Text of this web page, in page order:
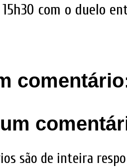
com o duelo
são de inteira